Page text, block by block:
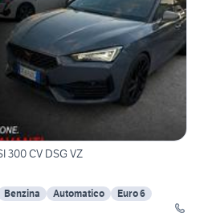
300 CV DSG VZ
Benzina Automatico
Euro 6